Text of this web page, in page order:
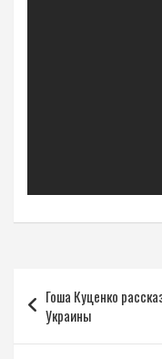
по
записям
Гоша Куценко
Украины